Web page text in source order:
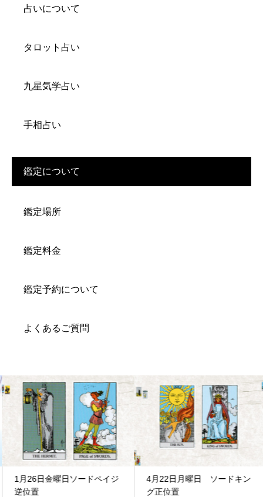
占いについて
タロット占い
九星気学占い
手相占い
鑑定について
鑑定場所
鑑定料金
鑑定予約について
よくあるご質問
1月26日金曜日ソードペイジ
逆位置
4月22日月曜日 ソードキン
グ正位置